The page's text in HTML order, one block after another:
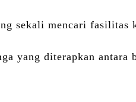
sekali mencari
yang diterapkan